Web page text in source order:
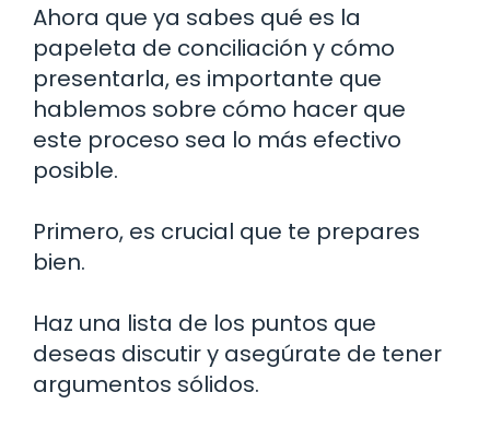
Ahora que ya sabes qué es la
papeleta de conciliación y cómo
presentarla, es importante que
hablemos sobre cómo hacer que
este proceso sea lo más efectivo
posible.
Primero, es crucial que te prepares
bien.
Haz una lista de los puntos que
deseas discutir y asegúrate de tener
argumentos sólidos.